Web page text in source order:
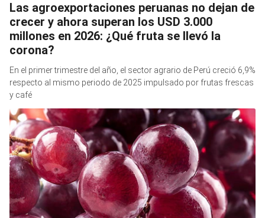
Las agroexportaciones peruanas no dejan de
crecer y ahora superan los USD 3.000
millones en 2026: ¿Qué fruta se llevó la
corona?
En el primer trimestre del año, el sector agrario de Perú creció 6,9%
respecto al mismo periodo de 2025 impulsado por frutas frescas
y café